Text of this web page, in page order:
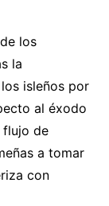
los
la
isleños por
al éxodo
flujo de
a tomar
con